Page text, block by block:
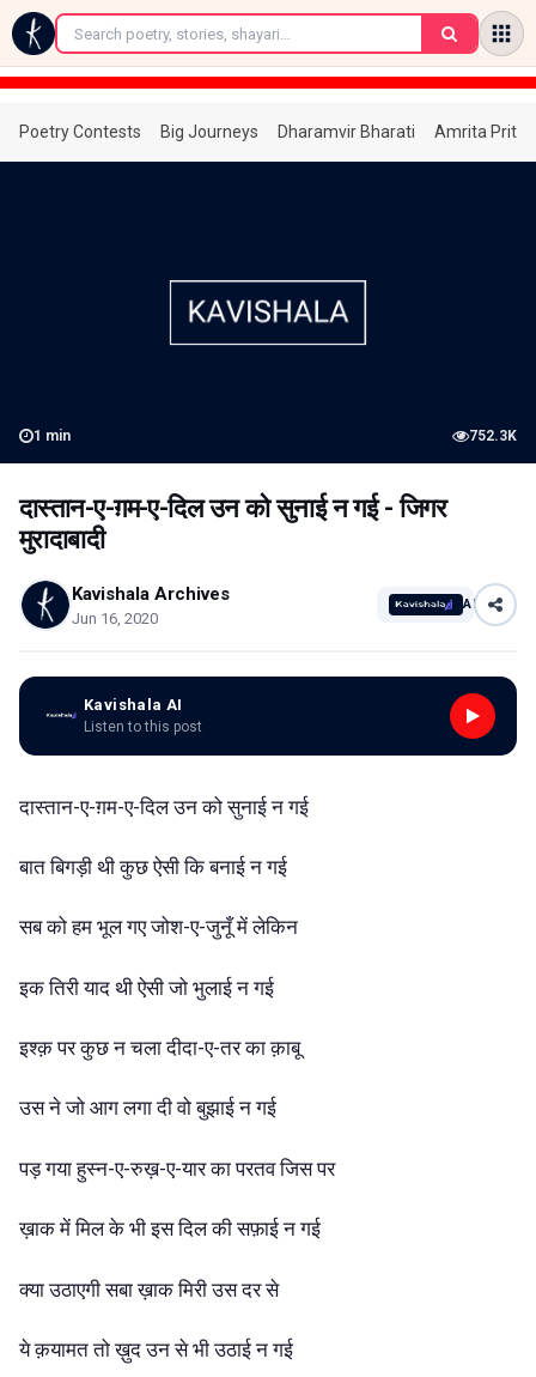
←
Poetry Contests Big Journeys Dharamvir Bharati Amrita
1 min 752.3K
दास्तान-ए-ग़म-ए-दिल उन को सुनाई न गई - जिगर
मुरादाबादी
Kavishala Archives
Jun 16, 2020
AI
Kavishala AI
Listen to this post
दास्तान-ए-ग़म-ए-दिलउनकोसुनाईनगई
बातबिगड़ी थीकुछऐसीकिबनाईनगई
सबकोहम भूलगएजोश-ए-जुनूँमेंलेकिन
इकतिरीयाद थीऐसीजो भुलाईनगई
इश्क़परकुछनचलादीदा-ए-तरकाक़ाबू
उसनेजो आगलगादीवोबुझाईनगई
पड़गयाहुस्न-ए-रुख़-ए-यारकापरतवजिसपर
ख़ाकमेंमिलके भीइसदिलकीसफ़ाईनगई
क्याउठाएगीसबाख़ाकमिरीउसदरसे
येक़यामततोख़ुदउनसेभीउठाईनगई